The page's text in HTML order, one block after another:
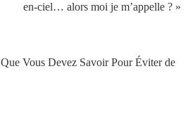
en-ciel… alors moi je m’appelle ? »
Vous Devez Savoir Pour Éviter de